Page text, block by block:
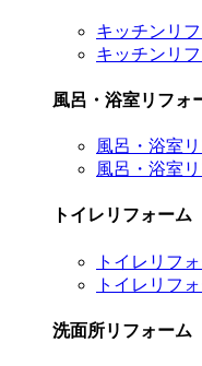
キッチンリ
キッチンリ
風呂・浴室リフォ
風呂・浴室
風呂・浴室
トイレリフォーム
トイレリフ
トイレリフ
洗面所リフォーム